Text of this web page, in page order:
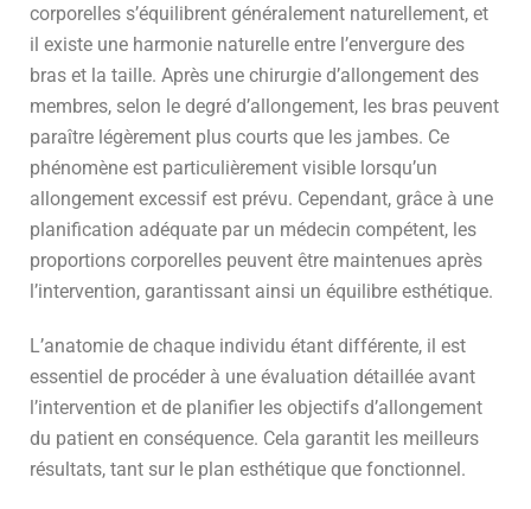
corporelles s’équilibrent généralement naturellement, et
il existe une harmonie naturelle entre l’envergure des
bras et la taille. Après une chirurgie d’allongement des
membres, selon le degré d’allongement, les bras peuvent
paraître légèrement plus courts que les jambes. Ce
phénomène est particulièrement visible lorsqu’un
allongement excessif est prévu. Cependant, grâce à une
planification adéquate par un médecin compétent, les
proportions corporelles peuvent être maintenues après
l’intervention, garantissant ainsi un équilibre esthétique.
L’anatomie de chaque individu étant différente, il est
essentiel de procéder à une évaluation détaillée avant
l’intervention et de planifier les objectifs d’allongement
du patient en conséquence. Cela garantit les meilleurs
résultats, tant sur le plan esthétique que fonctionnel.